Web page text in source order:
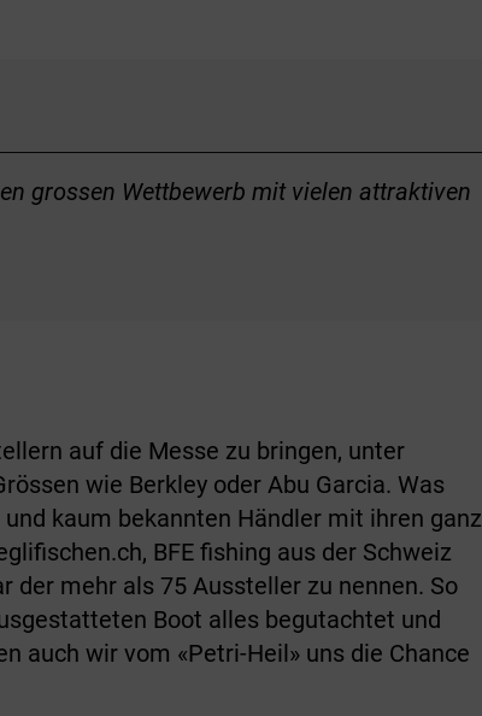
grossen Wettbewerb mit vielen attraktiven
auf die Messe zu bringen, unter
wie Berkley oder Abu Garcia. Was
kaum bekannten Händler mit ihren ganz
BFE fishing aus der Schweiz
der mehr als 75 Aussteller zu nennen. So
Boot alles begutachtet und
auch wir vom «Petri-Heil» uns die Chance